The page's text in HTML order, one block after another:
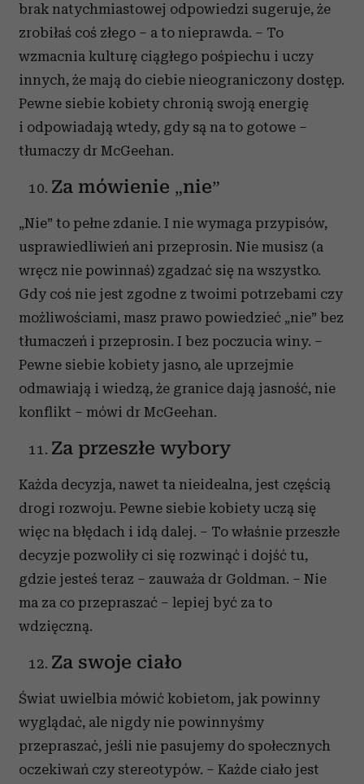
brak natychmiastowej odpowiedzi sugeruje, że
zrobiłaś coś złego – a to nieprawda. – To
wzmacnia kulturę ciągłego pośpiechu i uczy
innych, że mają do ciebie nieograniczony dostęp.
Pewne siebie kobiety chronią swoją energię
i odpowiadają wtedy, gdy są na to gotowe –
tłumaczy dr McGeehan.
Za mówienie „nie”
„Nie” to pełne zdanie. I nie wymaga przypisów,
usprawiedliwień ani przeprosin. Nie musisz (a
wręcz nie powinnaś) zgadzać się na wszystko.
Gdy coś nie jest zgodne z twoimi potrzebami czy
możliwościami, masz prawo powiedzieć „nie” bez
tłumaczeń i przeprosin. I bez poczucia winy. –
Pewne siebie kobiety jasno, ale uprzejmie
odmawiają i wiedzą, że granice dają jasność, nie
konflikt – mówi dr McGeehan.
Za przeszłe wybory
Każda decyzja, nawet ta nieidealna, jest częścią
drogi rozwoju. Pewne siebie kobiety uczą się
więc na błędach i idą dalej. – To właśnie przeszłe
decyzje pozwoliły ci się rozwinąć i dojść tu,
gdzie jesteś teraz – zauważa dr Goldman. – Nie
ma za co przepraszać – lepiej być za to
wdzięczną.
Za swoje ciało
Świat uwielbia mówić kobietom, jak powinny
wyglądać, ale nigdy nie powinnyśmy
przepraszać, jeśli nie pasujemy do społecznych
oczekiwań czy stereotypów. – Każde ciało jest